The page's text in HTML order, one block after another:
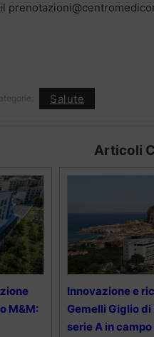
Salute
Articoli
M&M:
Innovazione e
Gemelli Giglio di
serie A in